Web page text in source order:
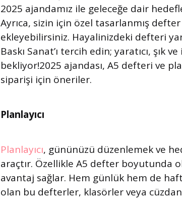
2025 ajandamız ile geleceğe dair
Ayrıca, sizin için özel tasarlanmış
ekleyebilirsiniz. Hayalinizdeki defteri
Baskı Sanat’ı tercih edin; yaratıcı,
bekliyor!2025 ajandası, A5 defteri ve
siparişi için öneriler.
Planlayıcı
Planlayıcı, gününüzü düzenlemek ve
araçtır. Özellikle A5 defter boyutunda
avantaj sağlar. Hem günlük hem de
olan bu defterler, klasörler veya